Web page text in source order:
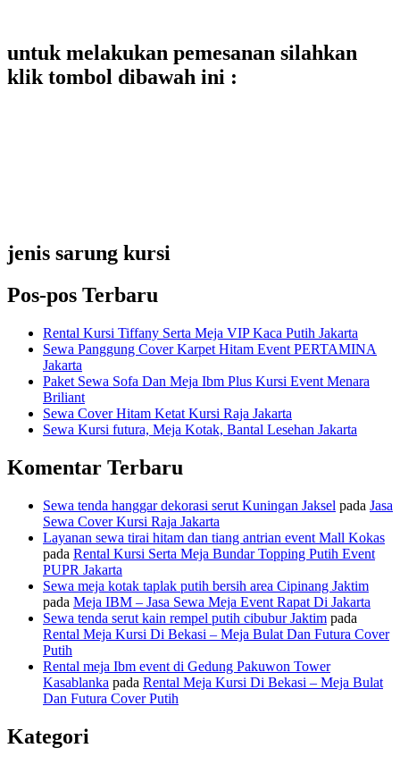
untuk melakukan pemesanan silahkan
klik tombol dibawah ini :
jenis sarung kursi
Pos-pos Terbaru
Rental Kursi Tiffany Serta Meja VIP Kaca Putih Jakarta
Sewa Panggung Cover Karpet Hitam Event PERTAMINA
Jakarta
Paket Sewa Sofa Dan Meja Ibm Plus Kursi Event Menara
Briliant
Sewa Cover Hitam Ketat Kursi Raja Jakarta
Sewa Kursi futura, Meja Kotak, Bantal Lesehan Jakarta
Komentar Terbaru
Sewa tenda hanggar dekorasi serut Kuningan Jaksel pada Jasa
Sewa Cover Kursi Raja Jakarta
Layanan sewa tirai hitam dan tiang antrian event Mall Kokas
pada Rental Kursi Serta Meja Bundar Topping Putih Event
PUPR Jakarta
Sewa meja kotak taplak putih bersih area Cipinang Jaktim
pada Meja IBM – Jasa Sewa Meja Event Rapat Di Jakarta
Sewa tenda serut kain rempel putih cibubur Jaktim pada
Rental Meja Kursi Di Bekasi – Meja Bulat Dan Futura Cover
Putih
Rental meja Ibm event di Gedung Pakuwon Tower
Kasablanka pada Rental Meja Kursi Di Bekasi – Meja Bulat
Dan Futura Cover Putih
Kategori